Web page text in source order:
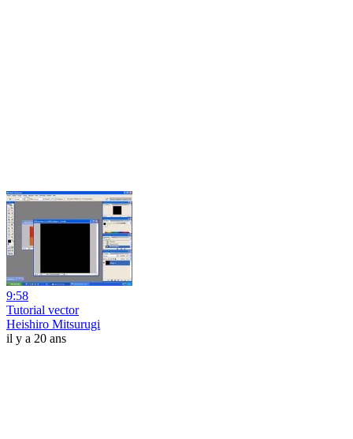
9:58
Tutorial vector
Heishiro Mitsurugi
il y a 20 ans